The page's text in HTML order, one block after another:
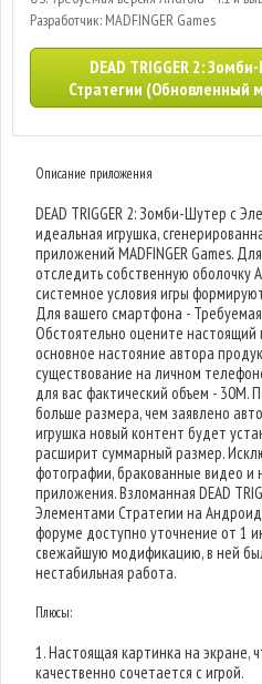
Разработчик: MADFINGER Games
DEAD TRIGGER 2:
Стратегии (Обновленный
Описание приложения
DEAD TRIGGER 2: Зомби-Шутер с
идеальная игрушка,
приложений MADFINGER Games.
отследить собственную оболочку
системное условия игры
Для вашего смартфона -
Обстоятельно оцените настоящий
основное настояние автора
существование на личном
для вас фактический объем - 30M.
больше размера, чем заявлено
игрушка новый контент будет
расширит суммарный размер.
фотографии, бракованные видео и
приложения. Взломанная DEAD
Элементами Стратегии на
форуме доступно уточнение от 1
свежайшую модификацию, в ней
нестабильная работа.
Плюсы:
1. Настоящая картинка на экране,
качественно сочетается с игрой.